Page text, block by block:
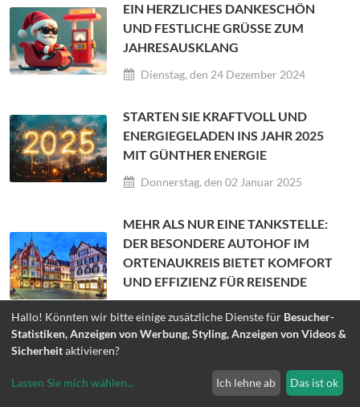
EIN HERZLICHES DANKESCHÖN
UND FESTLICHE GRÜSSE ZUM J
AHRESAUSKLANG
Dienstag, den 24 Dezember 2024
STARTEN SIE KRAFTVOLL UND
ENERGIEGELADEN INS JAHR 2025
MIT GÜNTHER ENERGIE
Donnerstag, den 02 Januar 2025
MEHR ALS NUR EINE TANKSTELLE:
DER BESONDERE AUTOHOF IM
ORTENAUKREIS BIETET KOMFORT
UND EFFIZIENZ FÜR REISENDE
FÜR SICHERES FAHREN UND
OPTIMALE AUTO-PFLEGE BEI
Hallo! Könnten wir bitte einige zusätzliche Dienste für Besucher-
Statistiken, Anzeigen von Werbung, Styling, Anzeigen von Videos &
Sicherheitaktivieren?
Lassen Sie mich wählen... Ich lehne ab Das ist ok